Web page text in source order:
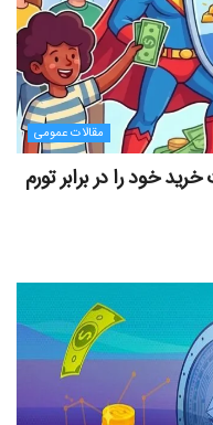
مقالات عمومی
خود را در برابر تورم